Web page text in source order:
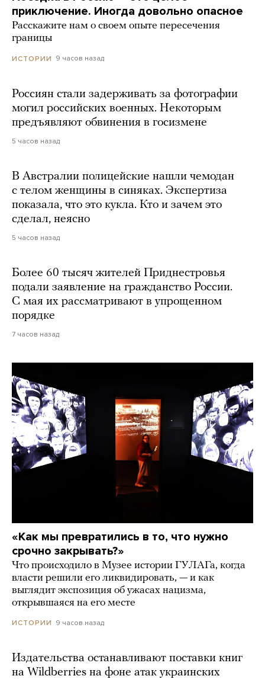
приключение. Иногда довольно опасное
Расскажите нам о своем опыте пересечения
границы
ИСТОРИИ 9 часов назад
Россиян стали задерживать за фотографии
могил российских военных. Некоторым
предъявляют обвинения в госизмене
5 часов назад
В Австралии полицейские нашли чемодан
с телом женщины в синяках. Экспертиза
показала, что это кукла. Кто и зачем это
сделал, неясно
5 часов назад
Более 60 тысяч жителей Приднестровья
подали заявление на гражданство России.
С мая их рассматривают в упрощенном
порядке
7 часов назад
«Как мы превратились в то, что нужно
срочно закрывать?»
Что происходило в Музее истории ГУЛАГа, когда
власти решили его ликвидировать, — и как
выглядит экспозиция об ужасах нацизма,
открывшаяся на его месте
ИСТОРИИ 9 часов назад
Издательства останавливают поставки книг
на Wildberries на фоне атак украинских